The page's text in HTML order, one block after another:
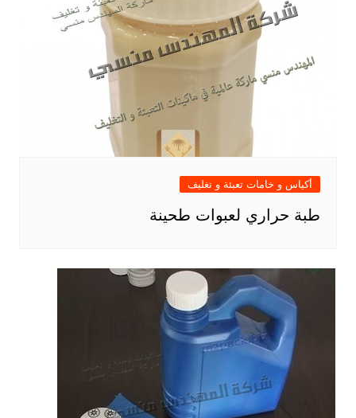
أكياس و خامات تعبئة و تغليف
طبة حراري لعبوات طحينة